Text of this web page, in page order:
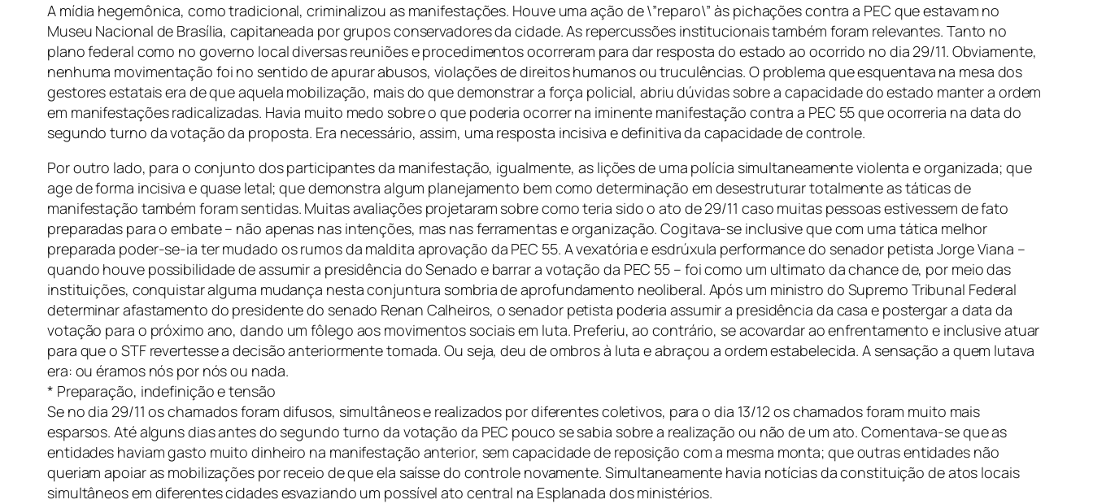
A mídia hegemônica, como tradicional, criminalizou as manifestações. Houve uma ação de \”reparo\” às pichações contra a PEC que estavam no
Museu Nacional de Brasília, capitaneada por grupos conservadores da cidade. As repercussões institucionais também foram relevantes. Tanto no
plano federal como no governo local diversas reuniões e procedimentos ocorreram para dar resposta do estado ao ocorrido no dia 29/11. Obviamente,
nenhuma movimentação foi no sentido de apurar abusos, violações de direitos humanos ou truculências. O problema que esquentava na mesa dos
gestores estatais era de que aquela mobilização, mais do que demonstrar a força policial, abriu dúvidas sobre a capacidade do estado manter a ordem
em manifestações radicalizadas. Havia muito medo sobre o que poderia ocorrer na iminente manifestação contra a PEC 55 que ocorreria na data do
segundo turno da votação da proposta. Era necessário, assim, uma resposta incisiva e definitiva da capacidade de controle.
Por outro lado, para o conjunto dos participantes da manifestação, igualmente, as lições de uma polícia simultaneamente violenta e organizada; que
age de forma incisiva e quase letal; que demonstra algum planejamento bem como determinação em desestruturar totalmente as táticas de
manifestação também foram sentidas. Muitas avaliações projetaram sobre como teria sido o ato de 29/11 caso muitas pessoas estivessem de fato
preparadas para o embate – não apenas nas intenções, mas nas ferramentas e organização. Cogitava-se inclusive que com uma tática melhor
preparada poder-se-ia ter mudado os rumos da maldita aprovação da PEC 55. A vexatória e esdrúxula performance do senador petista Jorge Viana –
quando houve possibilidade de assumir a presidência do Senado e barrar a votação da PEC 55 – foi como um ultimato da chance de, por meio das
instituições, conquistar alguma mudança nesta conjuntura sombria de aprofundamento neoliberal. Após um ministro do Supremo Tribunal Federal
determinar afastamento do presidente do senado Renan Calheiros, o senador petista poderia assumir a presidência da casa e postergar a data da
votação para o próximo ano, dando um fôlego aos movimentos sociais em luta. Preferiu, ao contrário, se acovardar ao enfrentamento e inclusive atuar
para que o STF revertesse a decisão anteriormente tomada. Ou seja, deu de ombros à luta e abraçou a ordem estabelecida. A sensação a quem lutava
era: ou éramos nós por nós ou nada.
* Preparação, indefinição e tensão
Se no dia 29/11 os chamados foram difusos, simultâneos e realizados por diferentes coletivos, para o dia 13/12 os chamados foram muito mais
esparsos. Até alguns dias antes do segundo turno da votação da PEC pouco se sabia sobre a realização ou não de um ato. Comentava-se que as
entidades haviam gasto muito dinheiro na manifestação anterior, sem capacidade de reposição com a mesma monta; que outras entidades não
queriam apoiar as mobilizações por receio de que ela saísse do controle novamente. Simultaneamente havia notícias da constituição de atos locais
simultâneos em diferentes cidades esvaziando um possível ato central na Esplanada dos ministérios.